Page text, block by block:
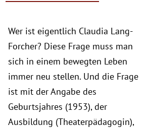
Wer ist eigentlich Claudia Lang-
Forcher? Diese Frage muss man
sich in einem bewegten Leben
immer neu stellen. Und die Frage
ist mit der Angabe des
Geburtsjahres (1953), der
Ausbildung (Theaterpädagogin),